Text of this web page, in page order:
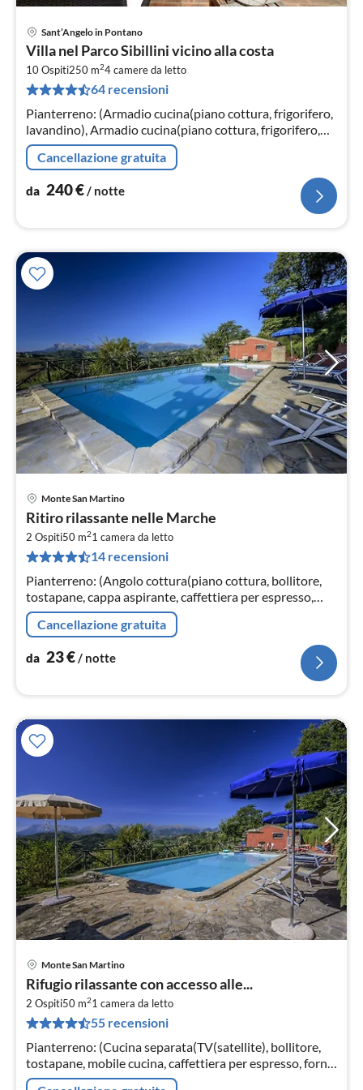
Sant’Angelo in Pontano
Villa nel Parco Sibillini vicino alla costa
10 Ospiti250 m24camere da letto
64 recensioni
Pianterreno: (Armadio cucina(piano cottura, frigorifero,
lavandino), Armadio cucina(piano cottura, frigorifero,
lavandino)
Cancellazione gratuita
da 240€/ notte
Monte San Martino
Ritiro rilassante nelle Marche
2 Ospiti50 m21 camera da letto
14 recensioni
Pianterreno: (Angolo cottura(piano cottura, bollitore,
tostapane, cappa aspirante, caffettiera per espresso,
forno, frigo con congelatore, lavandino, )
Cancellazione gratuita
da 23€ / notte
Monte San Martino
Rifugio rilassante con accesso alle...
2 Ospiti50 m21 camera da letto
55 recensioni
Pianterreno: (Cucina separata(TV(satellite), bollitore,
tostapane, mobile cucina, caffettiera per espresso, forno,
frigo con congelatore, seggiolone, )